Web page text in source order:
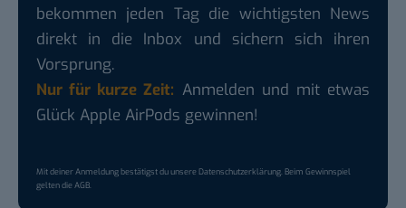
bekommen jeden Tag die wichtigsten News
direkt in die Inbox und sichern sich ihren
Vorsprung.
Nur für kurze Zeit: Anmelden und mit etwas
Glück Apple AirPods gewinnen!
Mit deiner Anmeldung bestätigst du unsereDatenschutzerklärung. Beim Gewinnspiel
gelten dieAGB.